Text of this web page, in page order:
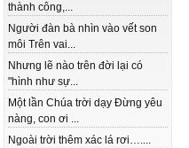
thành công,...
Người đàn bà nhìn vào vết son
môi Trên vai...
Nhưng lẽ nào trên đời lại có
"hình như sự...
Một lần Chúa trời dạy Đừng yêu
nàng, con ơi ...
Ngoài trời thêm xác lá rơi…....